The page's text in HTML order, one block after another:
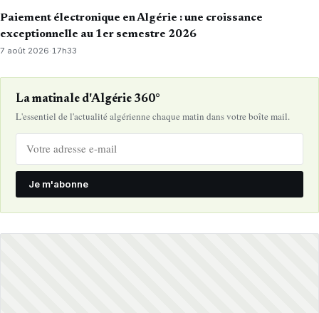
Paiement électronique en Algérie : une croissance
exceptionnelle au 1er semestre 2026
7 août 2026·17h33
La matinale d'Algérie 360°
L'essentiel de l'actualité algérienne chaque matin dans votre boîte mail.
Je m'abonne